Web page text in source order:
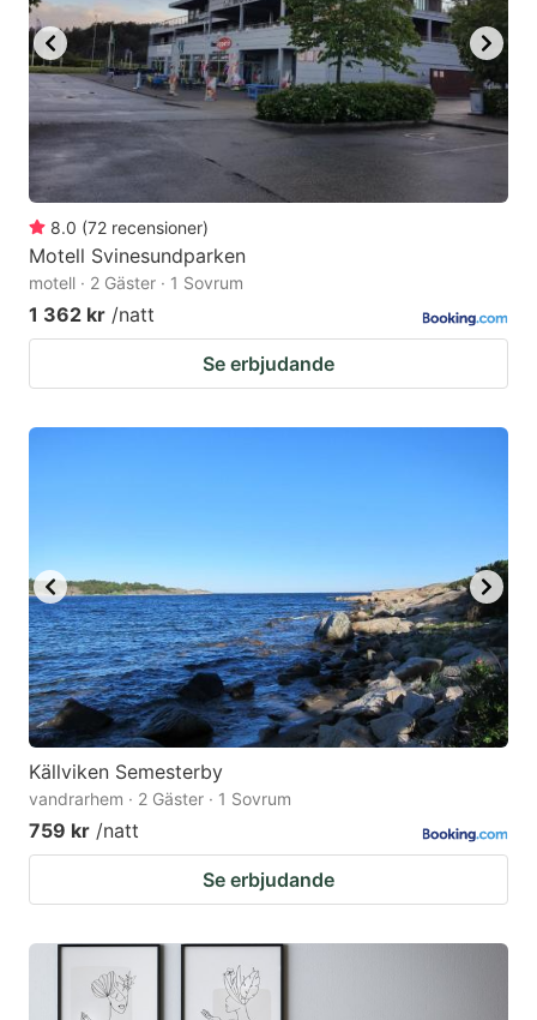
8.0 (72 recensioner)
Motell Svinesundparken
motell · 2 Gäster · 1 Sovrum
1 362 kr /natt
Se erbjudande
Källviken Semesterby
vandrarhem · 2 Gäster · 1 Sovrum
759 kr /natt
Se erbjudande